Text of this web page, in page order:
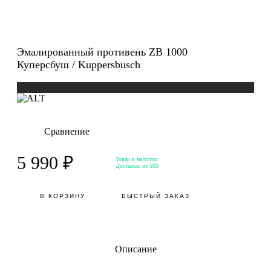
Эмалированный противень ZB 1000
Куперсбуш / Kuppersbusch
Сравнение
5 990 ₽
Товар в наличии
Доставка: от 500
В КОРЗИНУ БЫСТРЫЙ ЗАКАЗ
Описание